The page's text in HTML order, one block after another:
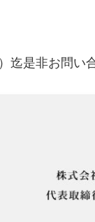
迄是非お問い